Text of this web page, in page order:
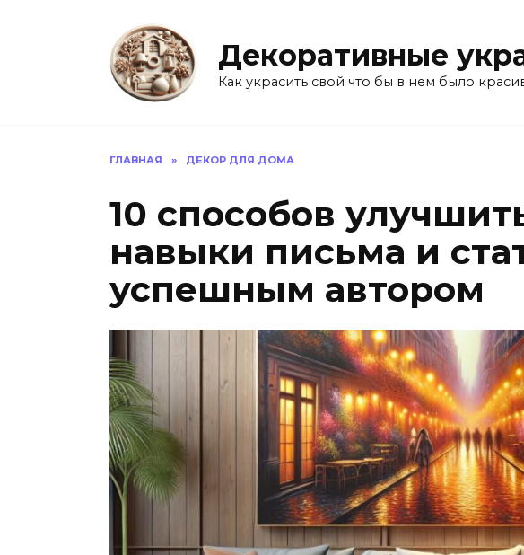
Декоративные
Как украсить свой что бы в нем было
ГЛАВНАЯ » ДЕКОР ДЛЯ ДОМА
10 способов
навыки письма и
успешным автором